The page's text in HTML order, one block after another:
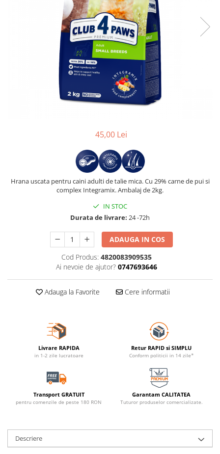
45,00 Lei
Hrana uscata pentru caini adulti de talie mica. Cu 29% carne de pui si
complex Integramix. Ambalaj de 2kg.
IN STOC
Durata de livrare: 24 -72h
ADAUGA IN COS
Cod Produs: 4820083909535
Ai nevoie de ajutor? 0747693646
Adauga la Favorite Cere informatii
Livrare RAPIDA
in 1-2 zile lucratoare
Retur RAPID si SIMPLU
Conform politicii in 14 zile*
Transport GRATUIT
pentru comenzile de peste 180 RON
Garantam CALITATEA
Tuturor produselor comercializate.
Descriere